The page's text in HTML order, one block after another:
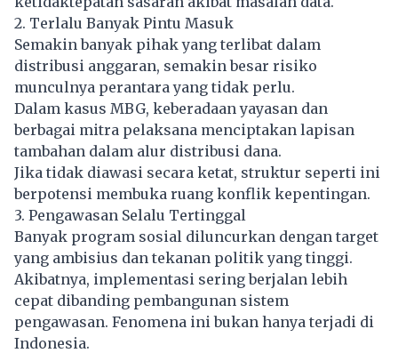
2. Terlalu Banyak Pintu Masuk
Semakin banyak pihak yang terlibat dalam
distribusi anggaran, semakin besar risiko
munculnya perantara yang tidak perlu.
Dalam kasus MBG, keberadaan yayasan dan
berbagai mitra pelaksana menciptakan lapisan
tambahan dalam alur distribusi dana.
Jika tidak diawasi secara ketat, struktur seperti ini
berpotensi membuka ruang konflik kepentingan.
3. Pengawasan Selalu Tertinggal
Banyak program sosial diluncurkan dengan target
yang ambisius dan tekanan politik yang tinggi.
Akibatnya, implementasi sering berjalan lebih
cepat dibanding pembangunan sistem
pengawasan. Fenomena ini bukan hanya terjadi di
Indonesia.